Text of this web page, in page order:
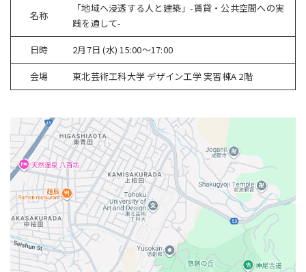
名称
「地域へ浸透する人と建築」-賃貸・公共空間への実
践を通して-
日時 2月7日 (水) 15:00～17:00
会場 東北芸術工科大学 デザイン工学 実習棟A 2階